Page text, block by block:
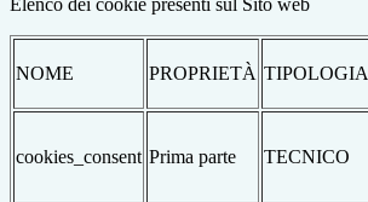
Elenco dei cookie presenti sul Sito web
NOME PROPRIETÀ TIPOLOGIA
cookies_consent Prima parte TECNICO